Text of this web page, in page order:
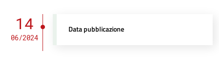
14
06/2024
Data pubblicazione